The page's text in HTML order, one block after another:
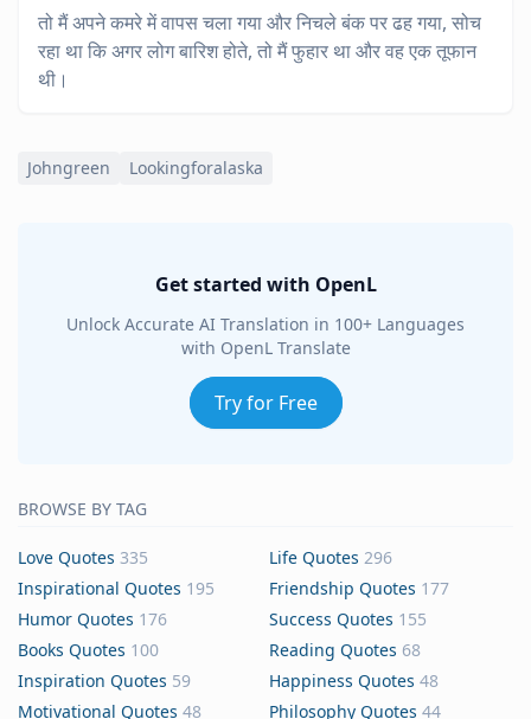
तो मैं अपने कमरे में वापस चला गया और निचले बंक पर ढह गया, सोच
रहा था कि अगर लोग बारिश होते, तो मैं फुहार था और वह एक तूफान
थी।
Johngreen Lookingforalaska
Get started with OpenL
Unlock Accurate AI Translation in 100+ Languages
with OpenL Translate
Try for Free
BROWSE BY TAG
Love Quotes 335 Life Quotes 296
Inspirational Quotes 195 Friendship Quotes 177
Humor Quotes 176 Success Quotes 155
Books Quotes 100 Reading Quotes 68
Inspiration Quotes 59 Happiness Quotes 48
Motivational Quotes 48 Philosophy Quotes 44